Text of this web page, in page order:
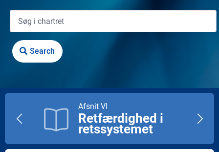
Afsnit VI
Retfærdighed i
retssystemet